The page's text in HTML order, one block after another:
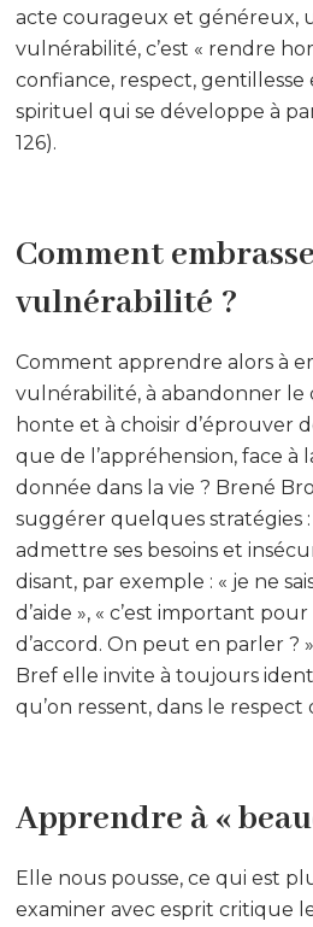
acte courageux et généreux,
vulnérabilité, c’est « rendre
confiance, respect,
spirituel qui se développe à
126).
Comment
vulnérabilité ?
Comment apprendre alors à
vulnérabilité, à abandonner le
honte et à choisir d’éprouver
que de l’appréhension, face à
donnée dans la vie ? Brené
suggérer quelques stratégies
admettre ses besoins et
disant, par exemple : « je ne sais
d’aide », « c’est important pour
d’accord. On peut en parler ?
Bref elle invite à toujours
qu’on ressent, dans le respect
Apprendre à «
Elle nous pousse, ce qui est
examiner avec esprit critique